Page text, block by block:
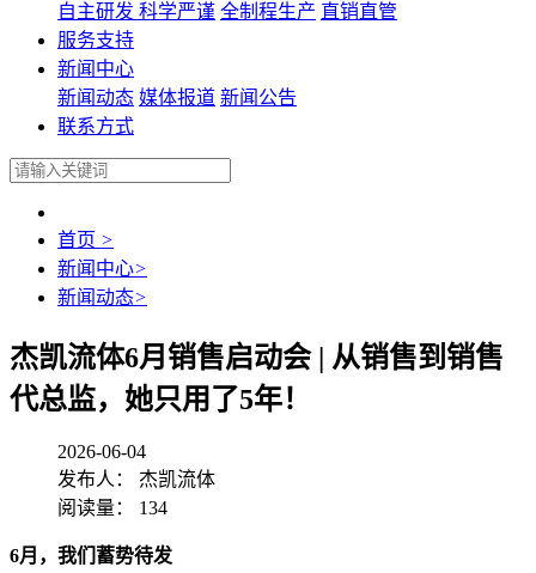
自主研发 科学严谨 全制程生产 直销直管
服务支持
新闻中心
新闻动态 媒体报道 新闻公告
联系方式
首页 >
新闻中心>
新闻动态>
杰凯流体6月销售启动会 | 从销售到销售
代总监，她只用了5年！
2026-06-04
发布人： 杰凯流体
阅读量： 134
6月，我们蓄势待发